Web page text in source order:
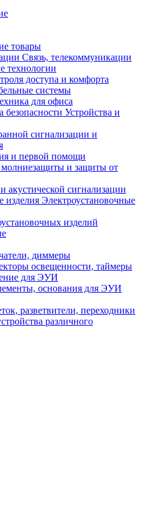
товары
Связь, телекоммуникации
технологии
доступа и комфорта
системы
для офиса
Устройства и
сигнализации и
и первой помощи
молниезащиты и защиты от
акустической сигнализации
Электроустановочные
изделий
диммеры
освещенности, таймеры
для ЭУИ
основания для ЭУИ
разветвители, переходники
различного